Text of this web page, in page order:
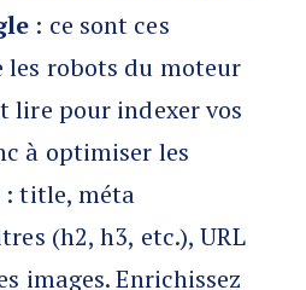
: ce sont ces
robots du moteur
lire pour indexer vos
à optimiser les
: title, méta
(h2, h3, etc.), URL
images. Enrichissez